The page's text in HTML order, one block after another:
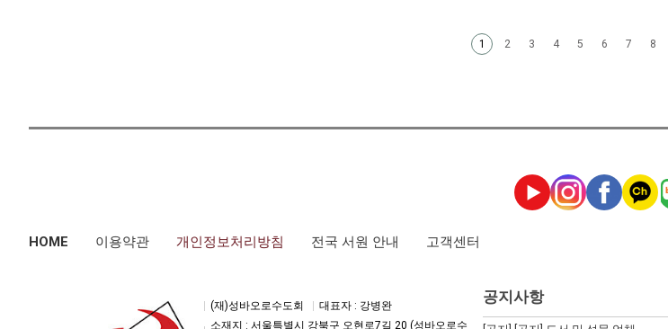
1 2 3 4 5 6 7 8
HOME 이용약관 개인정보처리방침 전국 서원 안내 고객센터
(재)성바오로수도회
대표자 : 강병완
소재지 : 서울특별시 강북구 오현로7길 20 (성바오로수
공지사항